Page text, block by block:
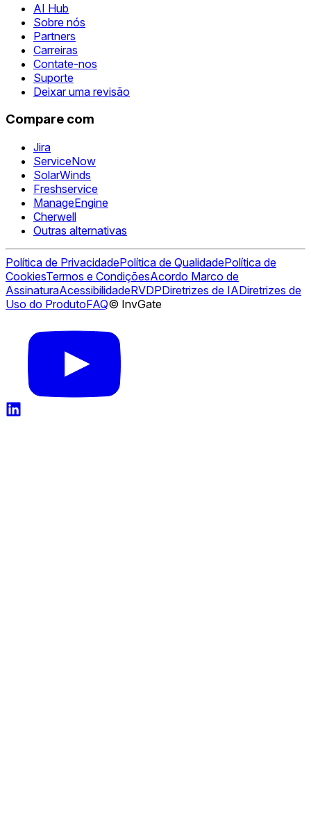
AI Hub
Sobre nós
Partners
Carreiras
Contate-nos
Suporte
Deixar uma revisão
Compare com
Jira
ServiceNow
SolarWinds
Freshservice
ManageEngine
Cherwell
Outras alternativas
Política de PrivacidadePolítica de QualidadePolítica de
CookiesTermos e CondiçõesAcordo Marco de
AssinaturaAcessibilidadeRVDPDiretrizes de IADiretrizes de
Uso do ProdutoFAQ© InvGate